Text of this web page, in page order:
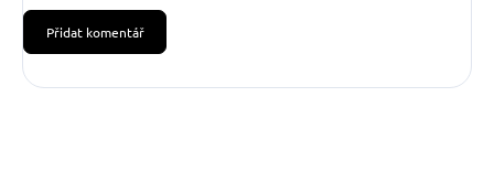
Přidat komentář